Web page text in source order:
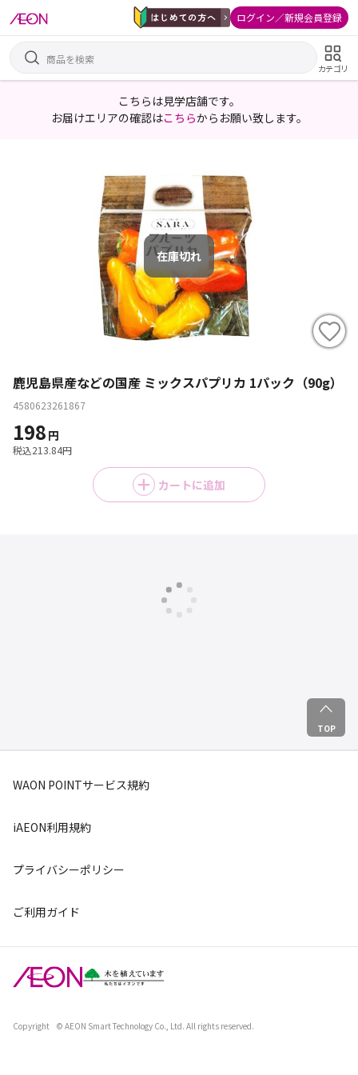
ログイン／新規会員登録
カテゴリ
こちらは見学店舗です。
お届けエリアの確認はこちらからお願い致します。
在庫切れ
鹿児島県産などの国産 ミックスパプリカ 1パック（90g）
4580623261867
198 円
税込213.84円
カートに追加
TOP
WAON POINTサービス規約
iAEON利用規約
プライバシーポリシー
ご利用ガイド
Copyright © AEON Smart Technology Co., Ltd. All rights reserved.